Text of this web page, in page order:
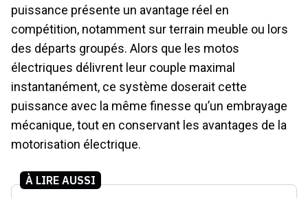
puissance présente un avantage réel en
compétition, notamment sur terrain meuble ou lors
des départs groupés. Alors que les motos
électriques délivrent leur couple maximal
instantanément, ce système doserait cette
puissance avec la même finesse qu’un embrayage
mécanique, tout en conservant les avantages de la
motorisation électrique.
À LIRE AUSSI